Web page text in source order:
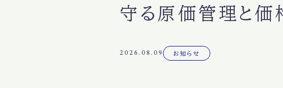
守る原価管理と価
2026.08.09 お知らせ